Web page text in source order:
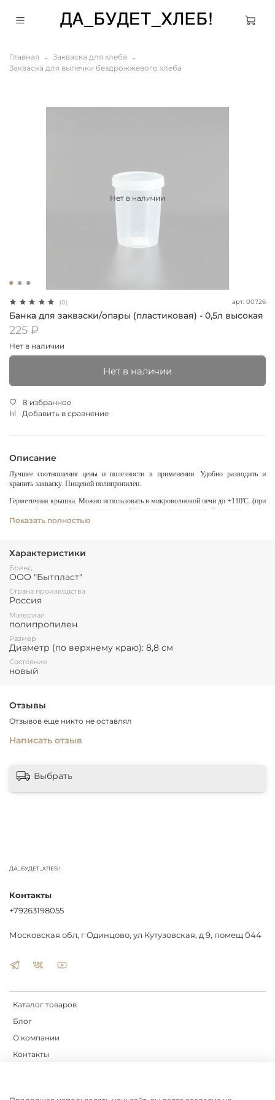
Главная
Закваска для хлеба
Закваска для выпечки бездрожжевого хлеба
Нет в наличии
(0) арт. 00726
Банка для закваски/опары (пластиковая) - 0,5л высокая
225 ₽
Нет в наличии
Нет в наличии
В избранное
Добавить в сравнение
Описание
Лучшее соотношения цены и полезности в применении. Удобно разводить и
хранить закваску. Пищевой полипропилен.
Герметичная крышка. Можно использовать в микроволновой печи до +110'С. (при
открытой крышке), замораживать до -40'С, мыть в посудомоечной машине.
Показать полностью
Характеристики
Бренд
ООО "Бытпласт"
Страна производства
Россия
Материал
полипропилен
Размер
Диаметр (по верхнему краю): 8,8 см
Состояние
новый
Отзывы
Отзывов еще никто не оставлял
Написать отзыв
Выбрать
ДА_БУДЕТ_ХЛЕБ!
Каталог товаров
Блог
О компании
Контакты
Контакты
+79263198055
Московская обл, г Одинцово, ул Кутузовская, д 9, помещ 044